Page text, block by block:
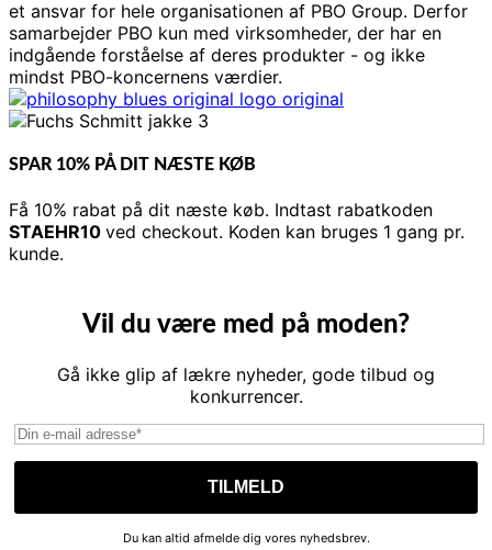
et ansvar for hele organisationen af ​​PBO Group. Derfor
samarbejder PBO kun med virksomheder, der har en
indgående forståelse af deres produkter - og ikke
mindst PBO-koncernens værdier.
SPAR 10% PÅ DIT NÆSTE KØB
Få 10% rabat på dit næste køb. Indtast rabatkoden
STAEHR10 ved checkout. Koden kan bruges 1 gang pr.
kunde.
Vil du være med på moden?
Gå ikke glip af lækre nyheder, gode tilbud og
konkurrencer.
Du kan altid afmelde dig vores nyhedsbrev.